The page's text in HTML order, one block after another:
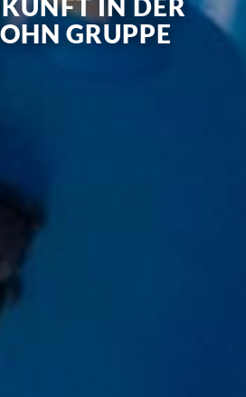
IN DER
GRUPPE